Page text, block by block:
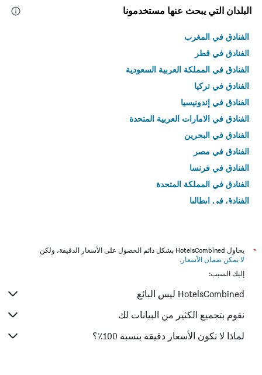
البلدان التي يبحث عنها مستخدمونا
الفنادق في المغرب
الفنادق في قطر
الفنادق في المملكة العربية السعودية
الفنادق في تركيا
الفنادق في إندونيسيا
الفنادق في الامارات العربية المتحدة
الفنادق في البحرين
الفنادق في مصر
الفنادق في فرنسا
الفنادق في المملكة المتحدة
الفنادق في إيطاليا
*
يحاول HotelsCombined بشكل دائم الحصول على الأسعار الدقيقة، ولكن
لا يمكن ضمان الأسعار .
إليك السبب:
HotelsCombined ليس البائع
نقوم بتجميع الكثير من البيانات لك
لماذا لا تكون الأسعار دقيقة بنسبة 100٪؟